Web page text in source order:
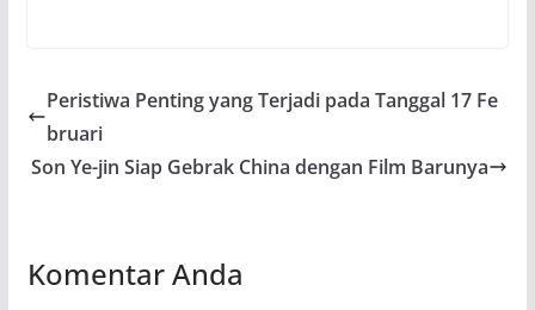
Peristiwa Penting yang Terjadi pada Tanggal 17 Fe
bruari
Son Ye-jin Siap Gebrak China dengan Film Barunya
Komentar Anda